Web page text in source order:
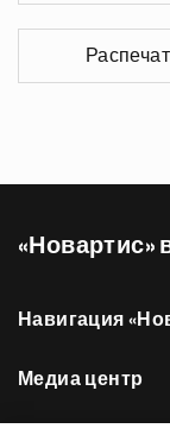
«Новартис»
Навигация
Медиа центр